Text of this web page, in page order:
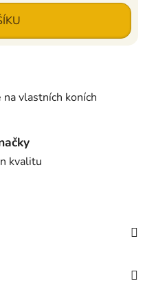
vlastních koních
kvalitu